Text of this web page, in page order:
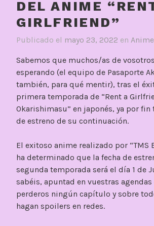
DEL ANIME
GIRLFRIEND”
Publicado el mayo 23, 2022 en Anime
Sabemos que muchos/as de
esperando (el equipo de Pasaporte
también, para qué mentir), tras el
primera temporada de “Rent a
Okarishimasu” en japonés, ya por fin
de estreno de su continuación.
El exitoso anime realizado por “TMS
ha determinado que la fecha de
segunda temporada será el día 1 de
sabéis, apuntad en vuestras
perderos ningún capítulo y sobre
hagan spoilers en redes.